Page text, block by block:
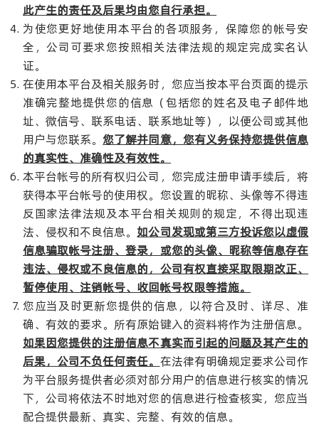
此产生的责任及后果均由您自行承担。
为使您更好地使用本平台的各项服务，保障您的帐号安
全，公司可要求您按照相关法律法规的规定完成实名认
证。
在使用本平台及相关服务时，您应当按本平台页面的提示
准确完整地提供您的信息（包括您的姓名及电子邮件地
址、微信号、联系电话、联系地址等），以便公司或其他
用户与您联系。您了解并同意，您有义务保持您提供信息
的真实性、准确性及有效性。
本平台帐号的所有权归公司，您完成注册申请手续后，将
获得本平台帐号的使用权。您设置的昵称、头像等不得违
反国家法律法规及本平台相关规则的规定，不得出现违
法、侵权和不良信息。 如公司发现或第三方投诉您以虚假
信息骗取帐号注册、登录，或您的头像、昵称等信息存在
违法、侵权或不良信息的，公司有权直接采取限期改正、
暂停使用、注销帐号、收回帐号权限等措施。
您应当及时更新您提供的信息，以符合及时、详尽、准
确、有效的要求。所有原始键入的资料将作为注册信息。
如果因您提供的注册信息不真实而引起的问题及其产生的
后果，公司不负任何责任。 在法律有明确规定要求公司作
为平台服务提供者必须对部分用户的信息进行核实的情况
下，公司将依法不时地对您的信息进行检查核实，您应当
配合提供最新、真实、完整、有效的信息。